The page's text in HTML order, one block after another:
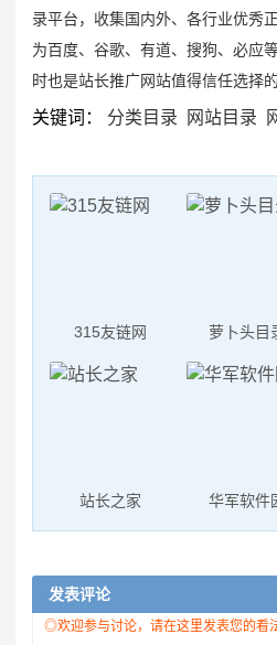
达成停火18天后战火再起 以总理
录平台，收集国内外、各行业优秀
为百度、谷歌、有道、搜狗、必应
时也是站长推广网站值得信任选择的
关键词： 分类目录 网站目录
315友链网 萝卜头目
站长之家 华军软件
发表评论
◎欢迎参与讨论，请在这里发表您的看